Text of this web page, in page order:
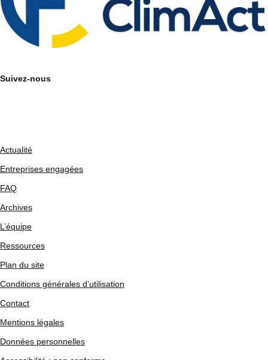
Suivez-nous
Actualité
Entreprises engagées
FAQ
Archives
L’équipe
Ressources
Plan du site
Conditions générales d’utilisation
Contact
Mentions légales
Données personnelles